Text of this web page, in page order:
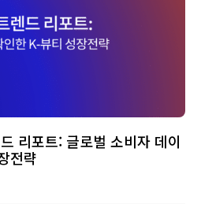
리포트: 글로벌 소비자 데이
전략